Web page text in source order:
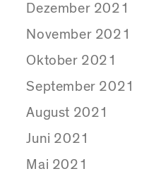
Dezember 2021
November 2021
Oktober 2021
September 2021
August 2021
Juni 2021
Mai 2021